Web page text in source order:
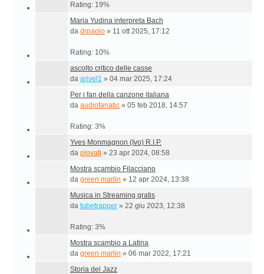
Rating: 19%
Maria Yudina interpreta Bach
da drpaolo » 11 ott 2025, 17:12
Rating: 10%
ascolto critico delle casse
da arivel1 » 04 mar 2025, 17:24
Per i fan della canzone italiana
da audiofanatic » 05 feb 2018, 14:57
Rating: 3%
Yves Monmagnon (Ivo) R.I.P.
da plovati » 23 apr 2024, 08:58
Mostra scambio Filacciano
da green marlin » 12 apr 2024, 13:38
Musica in Streaming gratis
da tubetrapper » 22 giu 2023, 12:38
Rating: 3%
Mostra scambio a Latina
da green marlin » 06 mar 2022, 17:21
Storia del Jazz